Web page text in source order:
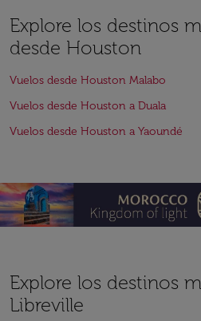
Explore los destinos
desde Houston
Vuelos desde Houston Malabo
Vuelos desde Houston a Duala
Vuelos desde Houston a Yaoundé
Explore los destinos
Libreville